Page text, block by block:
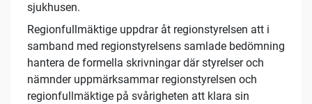
sjukhusen.
Regionfullmäktige uppdrar åt regionstyrelsen att i
samband med regionstyrelsens samlade bedömning
hantera de formella skrivningar där styrelser och
nämnder uppmärksammar regionstyrelsen och
regionfullmäktige på svårigheten att klara sin